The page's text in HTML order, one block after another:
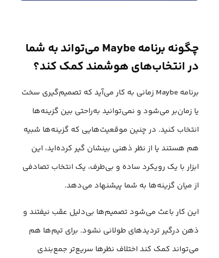
چگونه برنامه Maybe می‌تواند به شما
در انتخاب‌های هوشمند کمک کند؟
برنامه Maybe زمانی به کار می‌آید که تصمیم‌گیری سخت
یا زمان‌بر می‌شود و نمی‌توانید به‌راحتی بین گزینه‌ها
انتخاب کنید. در چنین موقعیت‌هایی که گزینه‌ها شبیه
هم هستند یا از نظر ذهنی بینشان گیر کرده‌اید، این
ابزار با یک رویکرد ساده و بی‌طرف، یک انتخاب تصادفی
از میان گزینه‌ها به شما پیشنهاد می‌دهد.
این کار باعث می‌شود تصمیم‌ها بی‌دلیل عقب نیفتند و
ذهن درگیر تردیدهای طولانی نشود. برای تیم‌ها هم
می‌تواند کمک کند اختلاف نظرها سریع‌تر جمع‌بندی